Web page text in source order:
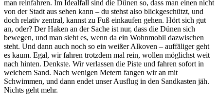
man reinfahren. Im Idealfall sind die Dünen so, dass man einen nicht
von der Stadt aus sehen kann – du stehst also blickgeschützt, und
doch relativ zentral, kannst zu Fuß einkaufen gehen. Hört sich gut
an, oder? Der Haken an der Sache ist nur, dass die Dünen sich
bewegen, und man sieht es, wenn da ein Wohnmobil dazwischen
steht. Und dann auch noch so ein weißer Alkoven – auffäliger geht
es kaum. Egal, wir fahren trotzdem mal rein, wollen möglichst weit
nach hinten. Denkste. Wir verlassen die Piste und fahren sofort in
weichem Sand. Nach wenigen Metern fangen wir an mit
Schwimmen, und dann endet unser Ausflug in den Sandkasten jäh.
Nichts geht mehr.